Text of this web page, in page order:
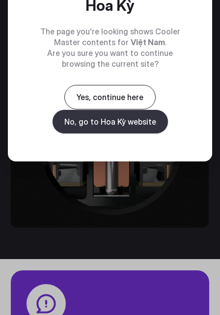
KẾT CẤU BẠC ĐẠN KHÉP
KÍN MỚI
Nâng cao tính chống bụi cũng như ngăn ngừa rỉ
dầu bôi trơn.
Hoa Kỳ
The page you're looking shows Cooler
Master contents for Việt Nam.
Are you sure you want to continue
browsing the current site?
Yes, continue here
No, go to Hoa Kỳ website